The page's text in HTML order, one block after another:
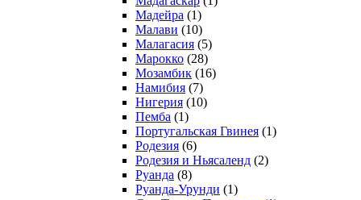
Мадейра (1)
Малави (10)
Малагасия (5)
Марокко (28)
Мозамбик (16)
Намибия (7)
Нигерия (10)
Пемба (1)
Португальская Гвинея (1)
Родезия (6)
Родезия и Ньясаленд (2)
Руанда (8)
Руанда-Урунди (1)